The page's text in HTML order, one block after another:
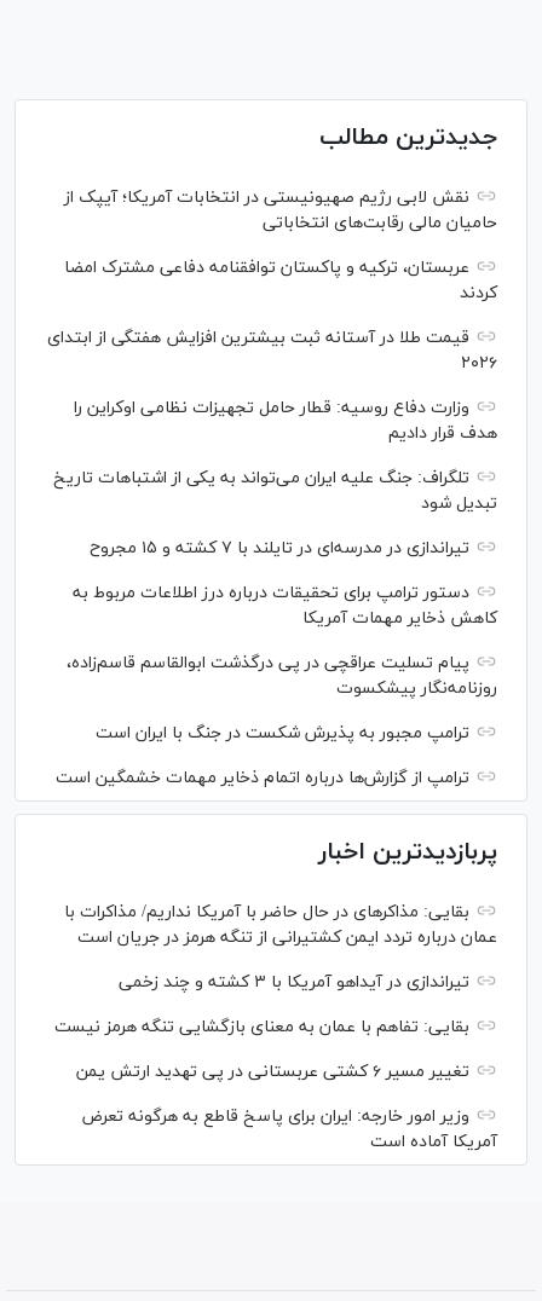
جدیدترین مطالب
نقش لابی رژیم صهیونیستی در انتخابات آمریکا؛ آیپک از
حامیان مالی رقابت‌های انتخاباتی
عربستان، ترکیه و پاکستان توافقنامه دفاعی مشترک امضا
کردند
قیمت طلا در آستانه ثبت بیشترین افزایش هفتگی از ابتدای
۲۰۲۶
وزارت دفاع روسیه: قطار حامل تجهیزات نظامی اوکراین را
هدف قرار دادیم
تلگراف: جنگ علیه ایران می‌تواند به یکی از اشتباهات تاریخ
تبدیل شود
تیراندازی در مدرسه‌ای در تایلند با ۷ کشته و ۱۵ مجروح
دستور ترامپ برای تحقیقات درباره درز اطلاعات مربوط به
کاهش ذخایر مهمات آمریکا
پیام تسلیت عراقچی در پی درگذشت ابوالقاسم قاسم‌زاده،
روزنامه‌نگار پیشکسوت
ترامپ مجبور به پذیرش شکست در جنگ با ایران است
ترامپ از گزارش‌ها درباره اتمام ذخایر مهمات خشمگین است
پربازدیدترین اخبار
بقایی: مذاکره‎ای در حال حاضر با آمریکا نداریم/ مذاکرات با
عمان درباره تردد ایمن کشتیرانی از تنگه هرمز در جریان است
تیراندازی در آیداهو آمریکا با ۳ کشته و چند زخمی
بقایی: تفاهم با عمان به معنای بازگشایی تنگه هرمز نیست
تغییر مسیر ۶ کشتی عربستانی در پی تهدید ارتش یمن
وزیر امور خارجه: ایران برای پاسخ قاطع به هرگونه تعرض
آمریکا آماده است